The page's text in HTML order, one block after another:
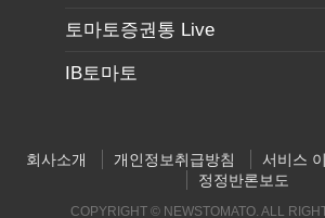
토마토증권통 Live
IB토마토
회사소개 개인정보취급방침 서비스
정정반론보도
COPYRIGHT © NEWSTOMATO. ALL